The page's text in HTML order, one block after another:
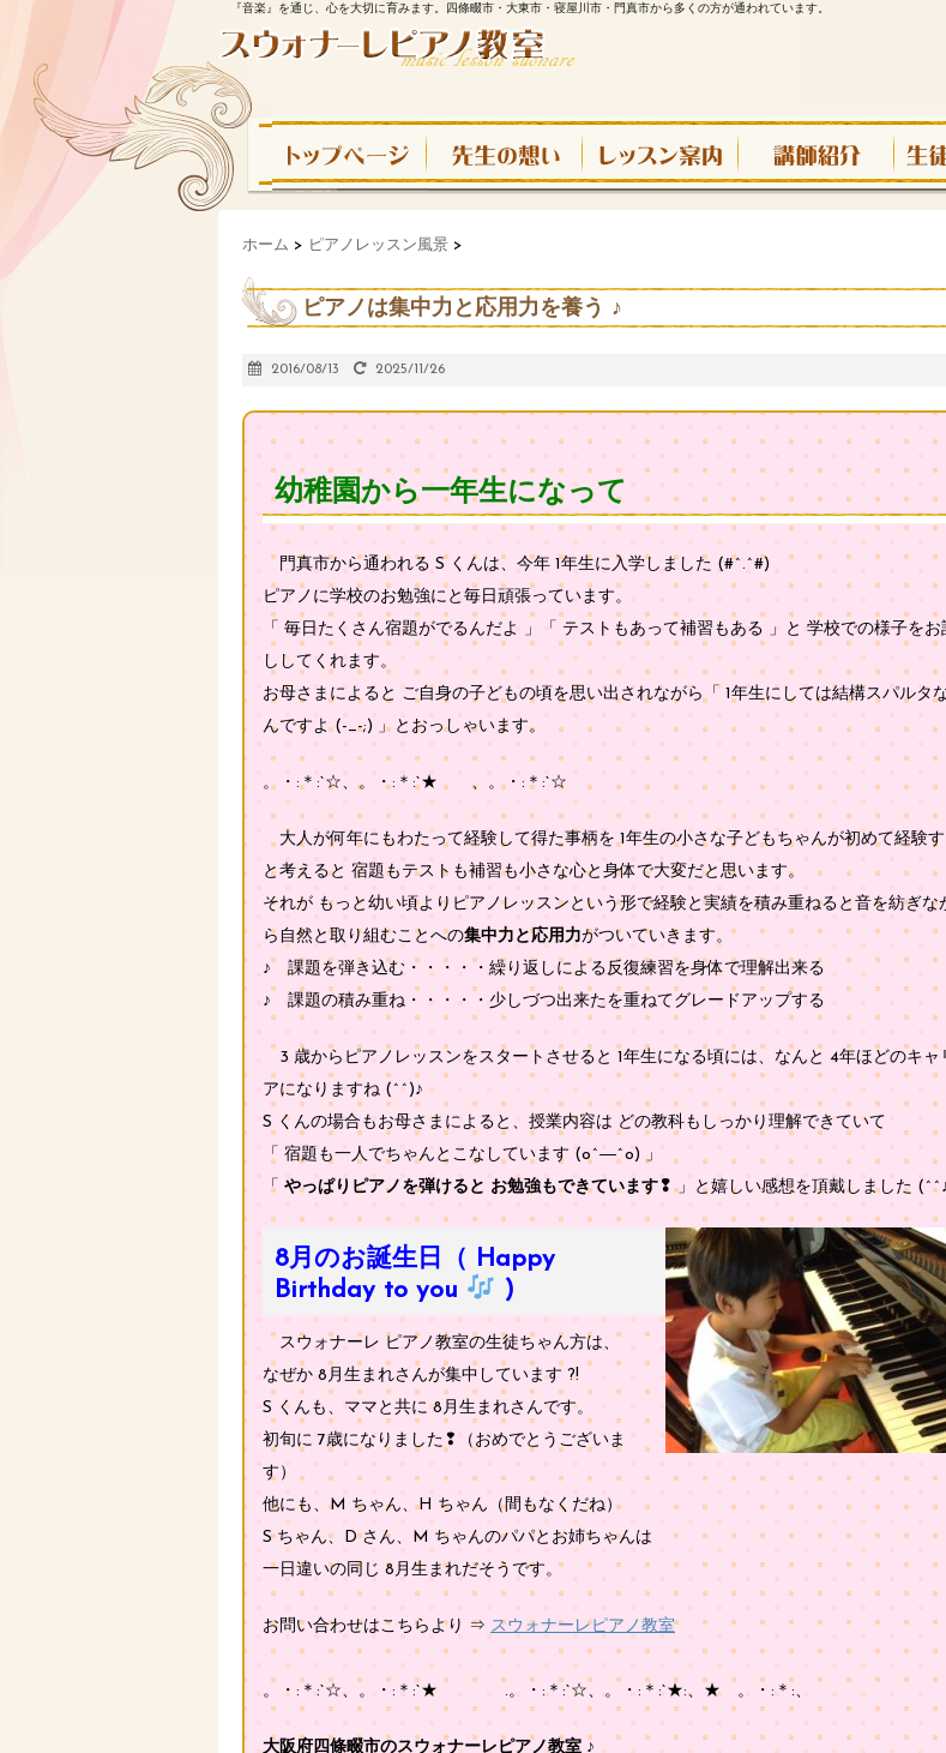
『音楽』を通じ、心を大切に育みます。四條畷市・大東市・寝屋川市・門真市から多くの方が通われています。
ホーム > ピアノレッスン風景 >
ピアノは集中力と応用力を養う ♪
2016/08/13 2025/11/26
幼稚園から一年生になって
門真市から通われる S くんは、今年 1年生に入学しました (#^.^#)
ピアノに学校のお勉強にと毎日頑張っています。
「 毎日たくさん宿題がでるんだよ 」「 テストもあって補習もある 」と 学校での様子をお
ししてくれます。
お母さまによると ご自身の子どもの頃を思い出されながら「 1年生にしては結構スパルタ
んですよ (-_-;) 」とおっしゃいます。
。・:＊:`☆、。・:＊:`★ 、。・:＊:`☆
大人が何年にもわたって経験して得た事柄を 1年生の小さな子どもちゃんが初めて経験
と考えると 宿題もテストも補習も小さな心と身体で大変だと思います。
それが もっと幼い頃よりピアノレッスンという形で経験と実績を積み重ねると音を紡ぎな
ら自然と取り組むことへの集中力と応用力がついていきます。
♪ 課題を弾き込む・・・・・繰り返しによる反復練習を身体で理解出来る
♪ 課題の積み重ね・・・・・少しづつ出来たを重ねてグレードアップする
3 歳からピアノレッスンをスタートさせると 1年生になる頃には、なんと 4年ほどのキャ
アになりますね (^^)♪
S くんの場合もお母さまによると、授業内容は どの教科もしっかり理解できていて
「 宿題も一人でちゃんとこなしています (o^―^o) 」
「 やっぱりピアノを弾けると お勉強もできています❢ 」と嬉しい感想を頂戴しました
8月のお誕生日（ Happy
Birthday to you
)
スウォナーレ ピアノ教室の生徒ちゃん方は、
なぜか 8月生まれさんが集中しています ?!
S くんも、ママと共に 8月生まれさんです。
初旬に 7歳になりました❢（おめでとうございま
す）
他にも、M ちゃん、H ちゃん（間もなくだね）
S ちゃん、D さん、M ちゃんのパパとお姉ちゃんは
一日違いの同じ 8月生まれだそうです。
お問い合わせはこちらより ⇒ スウォナーレピアノ教室
。・:＊:`☆、。・:＊:`★ .。・:＊:`☆、。・:＊:`★:、★ 。・:＊:、
大阪府四條畷市のスウォナーレピアノ教室 ♪